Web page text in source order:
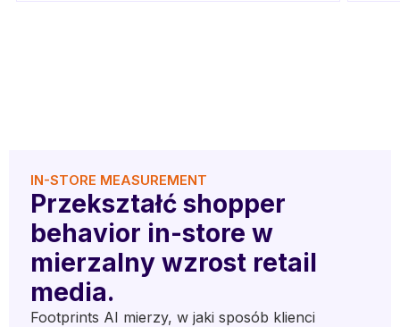
IN-STORE MEASUREMENT
Przekształć shopper
behavior in-store w
mierzalny wzrost retail
media.
Footprints AI mierzy, w jaki sposób klienci